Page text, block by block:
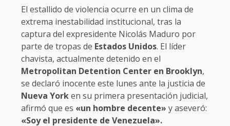
El estallido de violencia ocurre en un clima de
extrema inestabilidad institucional, tras la
captura del expresidente Nicolás Maduro por
parte de tropas de Estados Unidos. El líder
chavista, actualmente detenido en el
Metropolitan Detention Center en Brooklyn,
se declaró inocente este lunes ante la justicia de
Nueva Yorken su primera presentación judicial,
afirmó que es «un hombre decente» y aseveró:
«Soy el presidente de Venezuela».